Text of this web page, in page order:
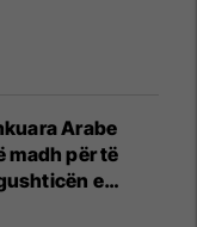
Arabe
madh për të
e